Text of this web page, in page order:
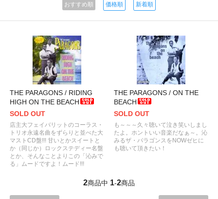
おすすめ順 価格順 新着順
THE PARAGONS / RIDING
HIGH ON THE BEACH
SOLD OUT
店主大フェイバリットのコーラス・
トリオ永遠名曲をずらりと並べた大
マストCD盤!!! 甘いとかスイートと
か（同じか）ロックステディー名盤
とか、そんなことよりこの「沁みで
る」ムードですよ！ムード!!!
THE PARAGONS / ON THE
BEACH
SOLD OUT
も～～～久々聴いて泣き笑いしまし
たよ。ホントいい音楽だなぁ～。沁
みるザ・パラゴンスをNOWゼヒに
も聴いて頂きたい！
2商品中 1-2商品